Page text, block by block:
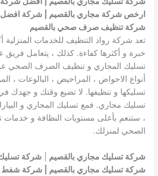
ارخص شركة مجاري بالقصيم | شركة افضل
شركة تنظيف صرف صحي بالقصيم
تعد شركة رواد التنظيف للخدمات
خبرة و أكثرها كفاءة. كذلك ، يتعامل
تسليك المجاري و تنظيف الصرف الصحي
أنواع الاحواض ، المراحيض ، البالوعات ،
تسليكها و تنظيفها. لا تضيع وقتك و
تسليك مجاري. فمع تسليك المجاري و
، ستنعم بأعلى مستويات النظافة و
الصحي لمنزلك.
شركة تسليك مجاري بالقصيم
شركة
شركة تسليك مجاري بالقصيم | شركة شفط